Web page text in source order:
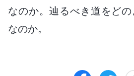
なのか。辿るべき道をど
なのか。